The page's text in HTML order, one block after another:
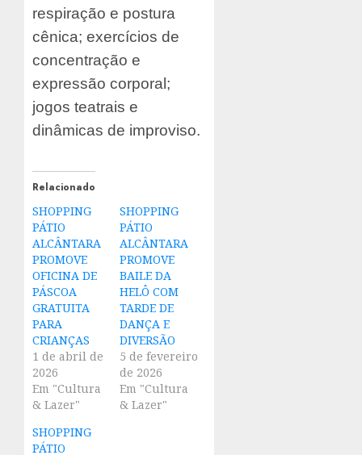
respiração e postura
cênica; exercícios de
concentração e
expressão corporal;
jogos teatrais e
dinâmicas de improviso.
Relacionado
SHOPPING
PÁTIO
ALCÂNTARA
PROMOVE
OFICINA DE
PÁSCOA
GRATUITA
PARA
CRIANÇAS
1 de abril de
2026
Em "Cultura
& Lazer"
SHOPPING
PÁTIO
ALCÂNTARA
PROMOVE
BAILE DA
HELÔ COM
TARDE DE
DANÇA E
DIVERSÃO
5 de fevereiro
de 2026
Em "Cultura
& Lazer"
SHOPPING
PÁTIO